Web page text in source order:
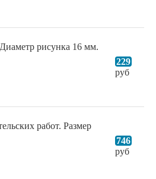
рисунка 16 мм.
229
руб
работ. Размер
746
руб